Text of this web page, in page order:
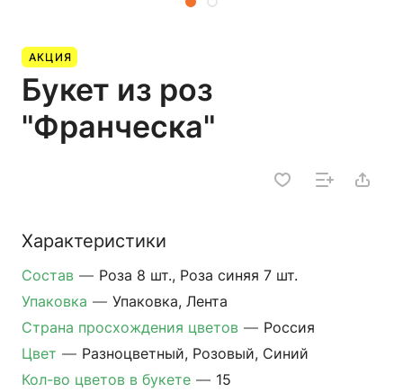
АКЦИЯ
Букет из роз
"Франческа"
Характеристики
Состав — Роза 8 шт., Роза синяя 7 шт.
Упаковка — Упаковка, Лента
Страна просхождения цветов — Россия
Цвет — Разноцветный, Розовый, Синий
Кол-во цветов в букете — 15